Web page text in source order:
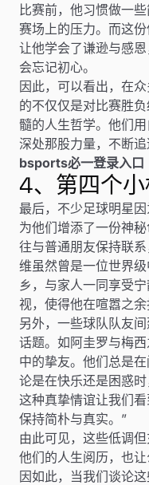
比赛前，他习惯做一
赛场上的压力。而这
让他学会了谦逊与感
会忘记初心。
因此，可以看出，在
的不仅仅是对比赛胜
髓的人生哲学。他们
深处那股力量，不断追
bsports必一登录入口
4、第四个
最后，不少足球明星
为他们增添了一份神
往与普通朋友保持联
维虽然曾是一位世界
乡，与家人一同享受
视，使得他在喧嚣之余
另外，一些球队队友
话题。如阿圭罗与梅
中的挚友。他们总是
论是在快乐还是困惑时
这种真挚情谊让我们
保持简朴与真实。”
由此可见，这些低调
他们的人生阅历，也
因如此，当我们谈论